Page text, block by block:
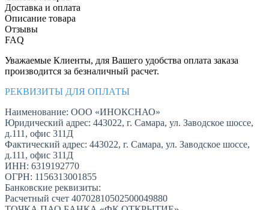
Доставка и оплата
Описание товара
Отзывы
FAQ
Уважаемые Клиенты, для Вашего удобства оплата заказа
производится за безналичный расчет.
РЕКВИЗИТЫ ДЛЯ ОПЛАТЫ
Наименование: ООО «ИНОКСНАО»
Юридический адрес: 443022, г. Самара, ул. Заводское шоссе,
д.111, офис 311Д
Фактический адрес: 443022, г. Самара, ул. Заводское шоссе,
д.111, офис 311Д
ИНН: 6319192770
ОГРН: 1156313001855
Банковские реквизиты:
Расчетный счет 40702810502500049880